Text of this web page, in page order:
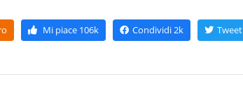
Mi piace106k Condividi2k Tweet